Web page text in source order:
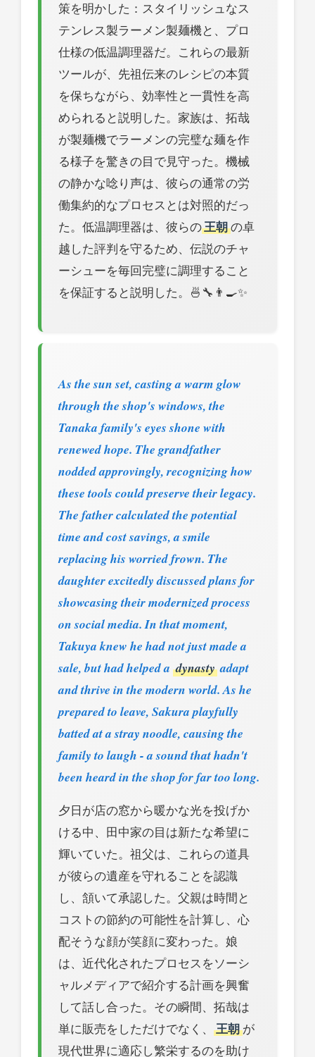
策を明かした：スタイリッシュなス
テンレス製ラーメン製麺機と、プロ
仕様の低温調理器だ。これらの最新
ツールが、先祖伝来のレシピの本質
を保ちながら、効率性と一貫性を高
められると説明した。家族は、拓哉
が製麺機でラーメンの完璧な麺を作
る様子を驚きの目で見守った。機械
の静かな唸り声は、彼らの通常の労
働集約的なプロセスとは対照的だっ
た。低温調理器は、彼らの王朝の卓
越した評判を守るため、伝説のチャ
ーシューを毎回完璧に調理すること
を保証すると説明した。🍜🔧👨‍🍳✨
As the sun set, casting a warm glow
through the shop's windows, the
Tanaka family's eyes shone with
renewed hope. The grandfather
nodded approvingly, recognizing how
these tools could preserve their legacy.
The father calculated the potential
time and cost savings, a smile
replacing his worried frown. The
daughter excitedly discussed plans for
showcasing their modernized process
on social media. In that moment,
Takuya knew he had not just made a
sale, but had helped a dynasty adapt
and thrive in the modern world. As he
prepared to leave, Sakura playfully
batted at a stray noodle, causing the
family to laugh - a sound that hadn't
been heard in the shop for far too long.
夕日が店の窓から暖かな光を投げか
ける中、田中家の目は新たな希望に
輝いていた。祖父は、これらの道具
が彼らの遺産を守れることを認識
し、頷いて承認した。父親は時間と
コストの節約の可能性を計算し、心
配そうな顔が笑顔に変わった。娘
は、近代化されたプロセスをソーシ
ャルメディアで紹介する計画を興奮
して話し合った。その瞬間、拓哉は
単に販売をしただけでなく、
王朝が
現代世界に適応し繁栄するのを助け